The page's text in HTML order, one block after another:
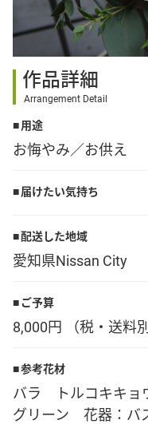
その
注文
作品詳細
Arrangement Detail
用途
お悔やみ／お供え
届けたい気持ち
配送した地域
愛知県Nissan City
ご予算
8,000円 （税・送料別
参考花材
バラ トルコキキ
グリーン 花器：バ